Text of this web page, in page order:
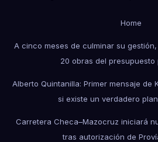
Home
A cinco meses de culminar su
20 obras del presupuesto
Alberto Quintanilla: Primer mensaje de
si existe un verdadero
Carretera Checa–Mazocruz iniciará
tras autorización de